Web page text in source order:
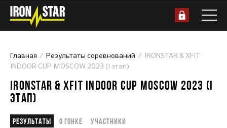
Главная Результаты соревнований
IRONSTAR & XFIT
INDOOR CUP MOSCOW 2023 (I этап)
IRONSTAR & XFIT INDOOR CUP MOSCOW 2023 (I
ЭТАП)
Результаты О гонке Участники